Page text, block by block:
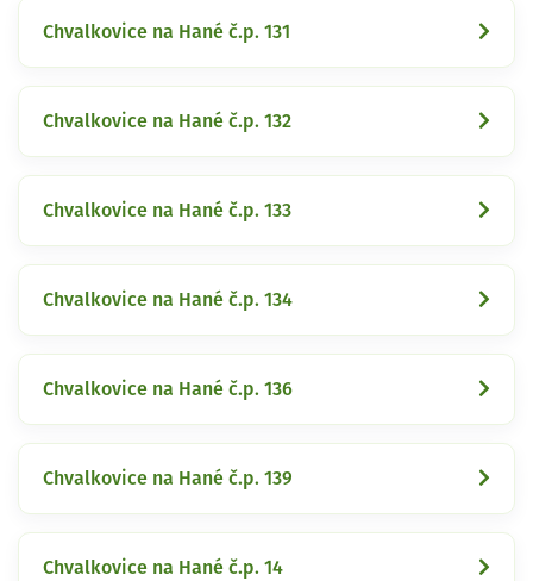
Chvalkovice na Hané č.p. 131
Chvalkovice na Hané č.p. 132
Chvalkovice na Hané č.p. 133
Chvalkovice na Hané č.p. 134
Chvalkovice na Hané č.p. 136
Chvalkovice na Hané č.p. 139
Chvalkovice na Hané č.p. 14